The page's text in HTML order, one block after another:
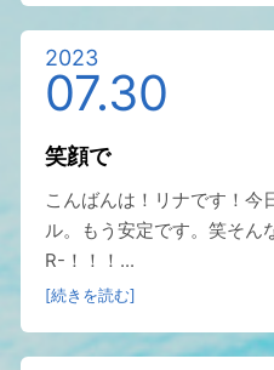
2023
07.30
笑顔で
こんばんは！リナです！今
ル。もう安定です。笑そん
R-！！！...
[続きを読む]